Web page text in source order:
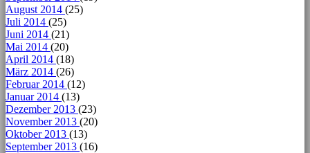
August 2014 (25)
Juli 2014 (25)
Juni 2014 (21)
Mai 2014 (20)
April 2014 (18)
März 2014 (26)
Februar 2014 (12)
Januar 2014 (13)
Dezember 2013 (23)
November 2013 (20)
Oktober 2013 (13)
September 2013 (16)